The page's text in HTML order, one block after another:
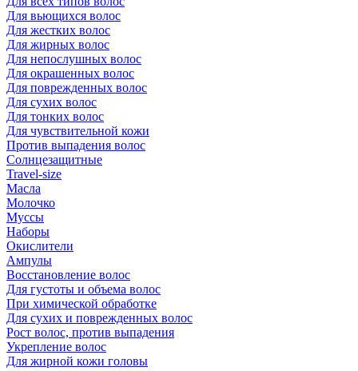
Для вьющихся волос
Для жестких волос
Для жирных волос
Для непослушных волос
Для окрашенных волос
Для поврежденных волос
Для сухих волос
Для тонких волос
Для чувствительной кожи
Против выпадения волос
Солнцезащитные
Travel-size
Масла
Молочко
Муссы
Наборы
Окислители
Ампулы
Восстановление волос
Для густоты и объема волос
При химической обработке
Для сухих и поврежденных волос
Рост волос, против выпадения
Укрепление волос
Для жирной кожи головы